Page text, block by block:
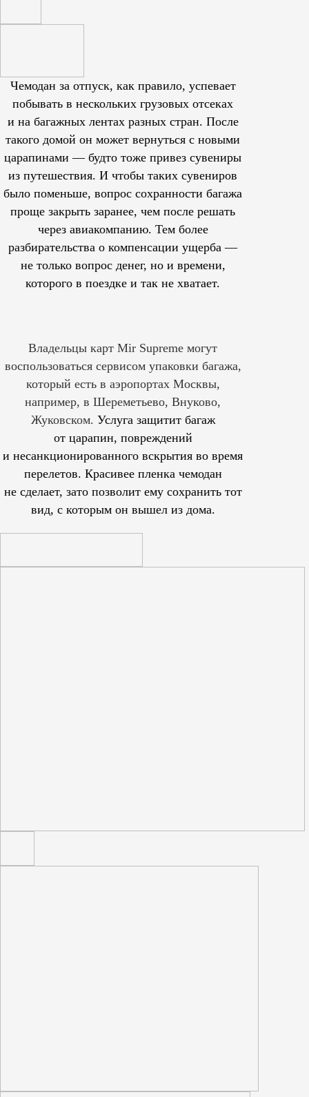
Чемодан за отпуск, как правило, успевает
побывать в нескольких грузовых отсеках
и на багажных лентах разных стран. После
такого домой он может вернуться с новыми
царапинами — будто тоже привез сувениры
из путешествия. И чтобы таких сувениров
было поменьше, вопрос сохранности багажа
проще закрыть заранее, чем после решать
через авиакомпанию. Тем более
разбирательства о компенсации ущерба —
не только вопрос денег, но и времени,
которого в поездке и так не хватает.
Владельцы карт Mir Supreme могут
воспользоваться сервисом упаковки багажа,
который есть в аэропортах Москвы,
например, в Шереметьево, Внуково,
Жуковском. Услуга защитит багаж
от царапин, повреждений
и несанкционированного вскрытия во время
перелетов. Красивее пленка чемодан
не сделает, зато позволит ему сохранить тот
вид, с которым он вышел из дома.